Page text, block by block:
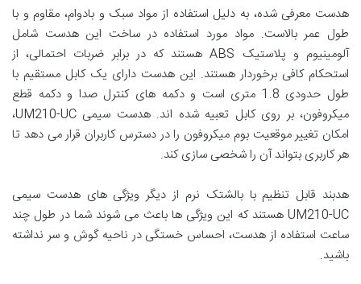
هدست معرفی شده، به دلیل استفاده از مواد سبک و بادوام، مقاوم و با
طول عمر بالاست. مواد مورد استفاده در ساخت این هدست شامل
آلومینیوم و پلاستیک ABS هستند که در برابر ضربات احتمالی، از
استحکام کافی برخوردار هستند. این هدست دارای یک کابل مستقیم با
طول حدودی 1.8 متری است و دکمه های کنترل صدا و دکمه قطع
میکروفون، بر روی کابل تعبیه شده اند. هدست سیمی UM210-UC،
امکان تغییر موقعیت بوم میکروفون را در دسترس کاربران قرار می دهد تا
هر کاربری بتواند آن را شخصی سازی کند.
هدبند قابل تنظیم با بالشتک نرم از دیگر ویژگی های هدست سیمی
UM210-UC هستند که این ویژگی ها باعث می شوند شما در طول چند
ساعت استفاده از هدست، احساس خستگی در ناحیه گوش و سر نداشته
باشید.